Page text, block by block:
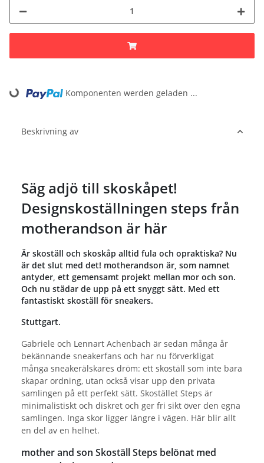
Loading... Komponenten werden geladen ...
Beskrivning av
Säg adjö till skoskåpet!
Designskoställningen steps från
motherandson är här
Är skoställ och skoskåp alltid fula och opraktiska? Nu
är det slut med det! motherandson är, som namnet
antyder, ett gemensamt projekt mellan mor och son.
Och nu städar de upp på ett snyggt sätt. Med ett
fantastiskt skoställ för sneakers.
Stuttgart.
Gabriele och Lennart Achenbach är sedan många år
bekännande sneakerfans och har nu förverkligat
många sneakerälskares dröm: ett skoställ som inte bara
skapar ordning, utan också visar upp den privata
samlingen på ett perfekt sätt. Skostället Steps är
minimalistiskt och diskret och ger fri sikt över den egna
samlingen. Inga skor ligger längre i vägen. Här blir allt
en del av en helhet.
mother and son Skoställ Steps belönat med